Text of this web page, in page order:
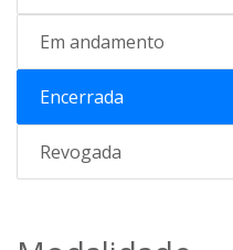
Em andamento
Encerrada
Revogada